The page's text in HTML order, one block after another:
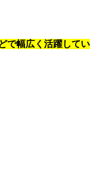
で幅広く活躍してい